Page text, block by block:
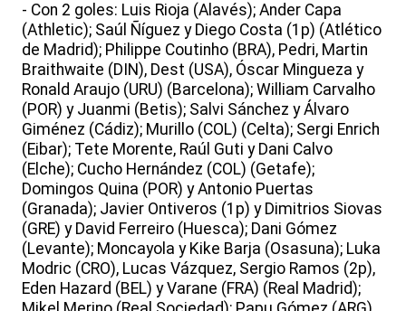
- Con 2 goles: Luis Rioja (Alavés); Ander Capa
(Athletic); Saúl Ñíguez y Diego Costa (1p) (Atlético
de Madrid); Philippe Coutinho (BRA), Pedri, Martin
Braithwaite (DIN), Dest (USA), Óscar Mingueza y
Ronald Araujo (URU) (Barcelona); William Carvalho
(POR) y Juanmi (Betis); Salvi Sánchez y Álvaro
Giménez (Cádiz); Murillo (COL) (Celta); Sergi Enrich
(Eibar); Tete Morente, Raúl Guti y Dani Calvo
(Elche); Cucho Hernández (COL) (Getafe);
Domingos Quina (POR) y Antonio Puertas
(Granada); Javier Ontiveros (1p) y Dimitrios Siovas
(GRE) y David Ferreiro (Huesca); Dani Gómez
(Levante); Moncayola y Kike Barja (Osasuna); Luka
Modric (CRO), Lucas Vázquez, Sergio Ramos (2p),
Eden Hazard (BEL) y Varane (FRA) (Real Madrid);